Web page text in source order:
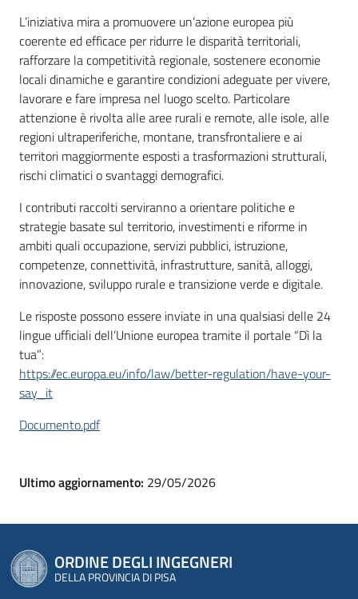
L’iniziativa mira a promuovere un’azione europea più
coerente ed efficace per ridurre le disparità territoriali,
rafforzare la competitività regionale, sostenere economie
locali dinamiche e garantire condizioni adeguate per vivere,
lavorare e fare impresa nel luogo scelto. Particolare
attenzione è rivolta alle aree rurali e remote, alle isole, alle
regioni ultraperiferiche, montane, transfrontaliere e ai
territori maggiormente esposti a trasformazioni strutturali,
rischi climatici o svantaggi demografici.
I contributi raccolti serviranno a orientare politiche e
strategie basate sul territorio, investimenti e riforme in
ambiti quali occupazione, servizi pubblici, istruzione,
competenze, connettività, infrastrutture, sanità, alloggi,
innovazione, sviluppo rurale e transizione verde e digitale.
Le risposte possono essere inviate in una qualsiasi delle 24
lingue ufficiali dell’Unione europea tramite il portale “Dì la
tua”:
https://ec.europa.eu/info/law/better-regulation/have-your-
say_it
Documento.pdf
Ultimo aggiornamento: 29/05/2026
ORDINE DEGLI INGEGNERI
DELLA PROVINCIA DI PISA